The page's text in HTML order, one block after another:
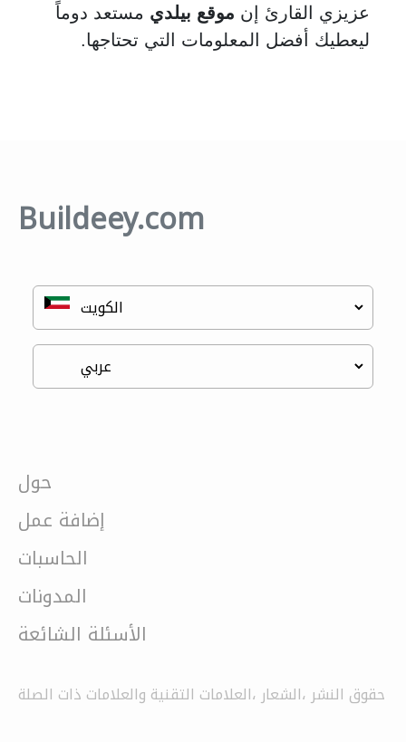
عزيزي القارئ إن موقع بيلدي مستعد دوماً
ليعطيك أفضل المعلومات التي تحتاجها.
Buildeey.com
حول
إضافة عمل
الحاسبات
المدونات
الأسئلة الشائعة
حقوق النشر ،الشعار ،العلامات التقنية والعلامات ذات الصلة